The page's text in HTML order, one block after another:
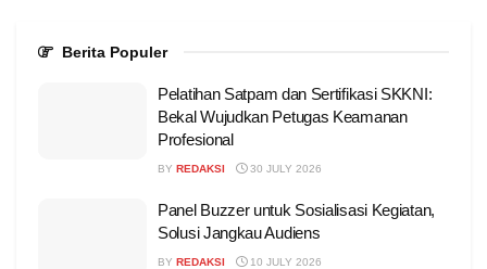
Berita Populer
Pelatihan Satpam dan Sertifikasi SKKNI:
Bekal Wujudkan Petugas Keamanan
Profesional
BY REDAKSI 30 JULY 2026
Panel Buzzer untuk Sosialisasi Kegiatan,
Solusi Jangkau Audiens
BY REDAKSI 10 JULY 2026